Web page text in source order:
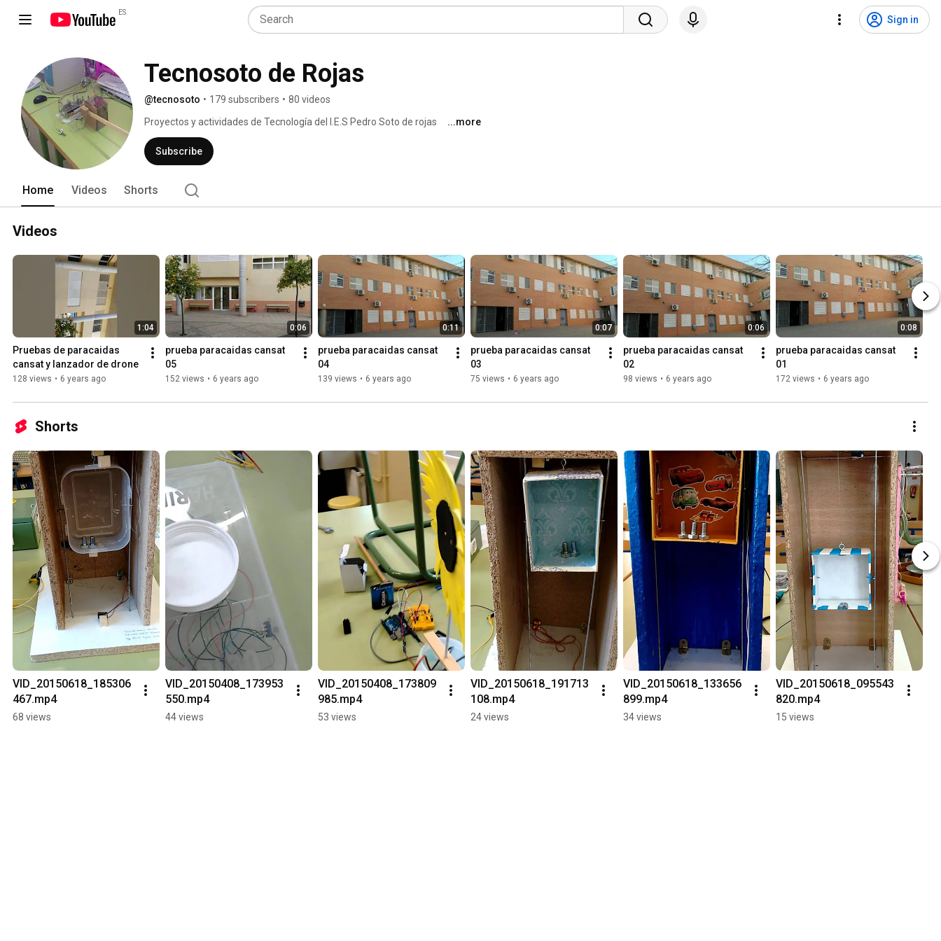
ES
Sign in
Tecnosoto de Rojas
@tecnosoto • 179 subscribers • 80 videos
Proyectos y actividades de Tecnología del I.E.S Pedro Soto de rojas
...more
Subscribe
Home Videos Shorts
Videos
1:04
Pruebas de paracaidas
cansat y lanzador de drone
128 views • 6 years ago
0:06
prueba paracaidas cansat
05
152 views • 6 years ago
0:11
prueba paracaidas cansat
04
139 views • 6 years ago
0:07
prueba paracaidas cansat
03
75 views • 6 years ago
0:06
prueba paracaidas cansat
02
98 views • 6 years ago
0:08
prueba paracaidas cansat
01
172 views • 6 years ago
Shorts
VID_20150618_185306
467.mp4
68 views
VID_20150408_173953
550.mp4
44 views
VID_20150408_173809
985.mp4
53 views
VID_20150618_191713
108.mp4
24 views
VID_20150618_133656
899.mp4
34 views
VID_20150618_095543
820.mp4
15 views